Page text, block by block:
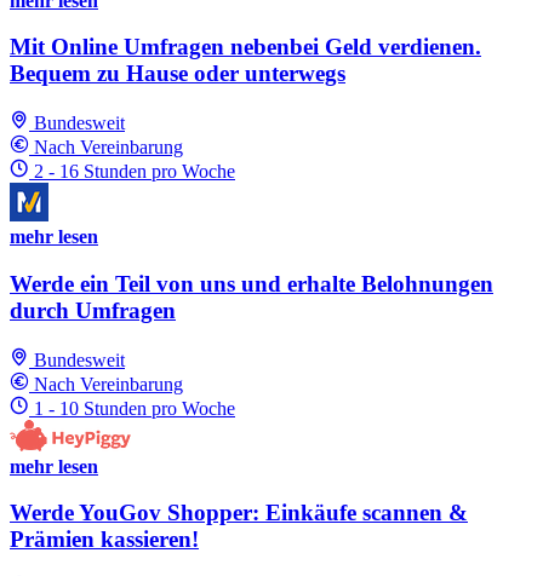
Mit Online Umfragen nebenbei Geld verdienen.
Bequem zu Hause oder unterwegs
Bundesweit
Nach Vereinbarung
2 - 16 Stunden pro Woche
mehr lesen
Werde ein Teil von uns und erhalte Belohnungen
durch Umfragen
Bundesweit
Nach Vereinbarung
1 - 10 Stunden pro Woche
mehr lesen
Werde YouGov Shopper: Einkäufe scannen &
Prämien kassieren!